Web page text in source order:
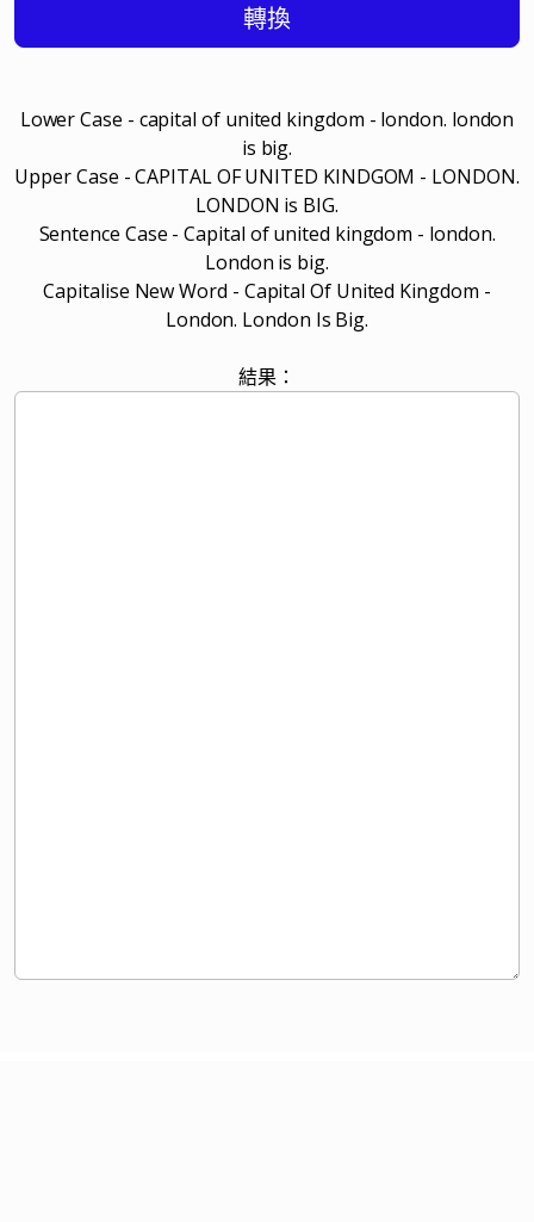
轉換
Lower Case - capital of united kingdom - london. london
is big.
Upper Case - CAPITAL OF UNITED KINDGOM - LONDON.
LONDON is BIG.
Sentence Case - Capital of united kingdom - london.
London is big.
Capitalise New Word - Capital Of United Kingdom -
London. London Is Big.
結果：